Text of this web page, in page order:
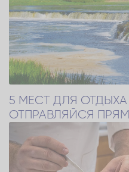
5 МЕСТ ДЛЯ
ОТПРАВЛЯЙСЯ